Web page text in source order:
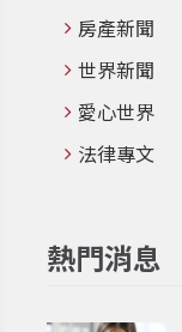
房產新聞
世界新聞
愛心世界
法律專文
熱門消息